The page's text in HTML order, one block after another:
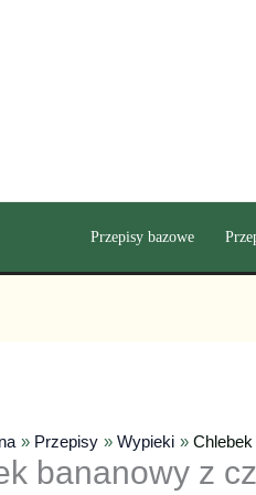
Przepisy bazowe
Przepisy Wypieki
bananowy z